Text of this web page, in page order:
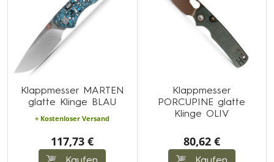
Klappmesser MARTEN
glatte Klinge BLAU
+ Kostenloser Versand
117,73 €
Klappmesser
PORCUPINE glatte
Klinge OLIV
80,62 €